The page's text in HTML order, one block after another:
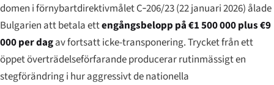
domen i förnybartdirektivmålet C‑206/23 (22 januari 2026) ålade
Bulgarien att betala ettengångsbelopp på €1 500 000 plus €9
000 per dagav fortsatt icke-transponering. Trycket från ett
öppet överträdelseförfarande producerar rutinmässigt en
stegförändring i hur aggressivt de nationella